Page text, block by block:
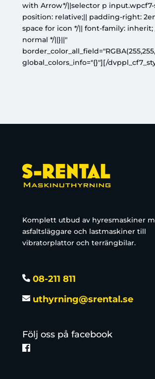
with Arrow*/||selector p
position: relative;|| padding-right:
space for icon */|| font-family:
normal */||}||"
global_colors_info="{}"][/
Komplett utbud av hyresmaskiner
asfaltsläggare och lastmaskiner till
vibratorplattor och terrängbilar.
08-211 811
uthyrning@srental.se
Följ oss på facebook